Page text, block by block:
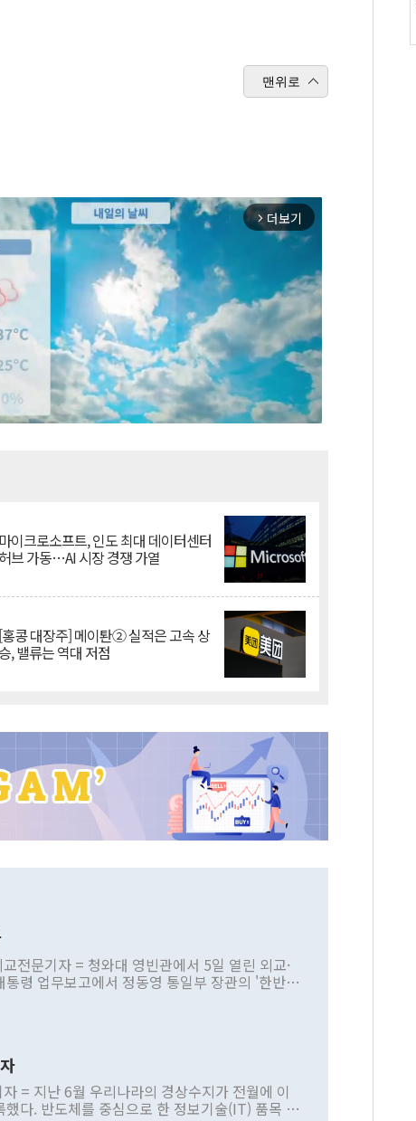
맨위로
arrow_forward_ios 더보기
마이크로소프트, 인도 최대 데이터센터
허브 가동…AI 시장 경쟁 가열
[홍콩 대장주] 메이퇀② 실적은 고속 상
승, 밸류는 역대 저점
전문기자 = 청와대 영빈관에서 5일 열린 외교·
령 업무보고에서 정동영 통일부 장관의 '한반도
거치지 않은 사안을 정책으로 추진하겠다고 공
실적 구상'이라는 비판을 내놨다. 그동안 정 장
물의를 빚은 적은 여러 번 있지만 대통령과 유
부정적 입장을 표명한 것은 이례적이다. 정 장
= 지난 6월 우리나라의 경상수지가 전월에 이
했다. 반도체를 중심으로 한 정보기술(IT) 품목 수